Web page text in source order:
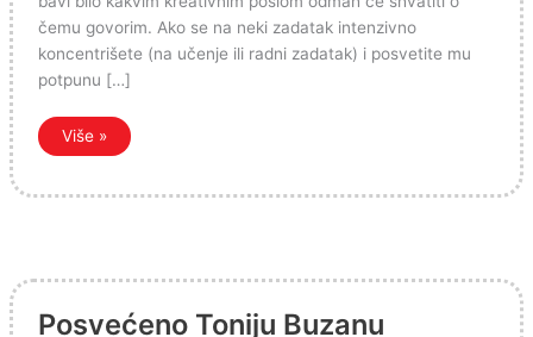
čemu govorim. Ako se na neki zadatak intenzivno
koncentrišete (na učenje ili radni zadatak) i posvetite mu
potpunu […]
Više »
Posvećeno Toniju Buzanu
Toniju